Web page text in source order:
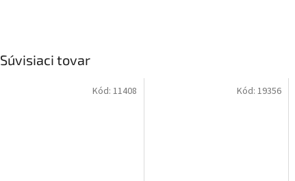
Súvisiaci tovar
Kód: 11408 Kód: 19356